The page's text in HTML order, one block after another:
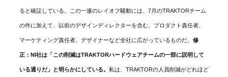
ると確証している。この一連のレイオフ騒動には、7月のTRAKTORチーム
の件に加えて、以前のデザインディレクターを含む、プロダクト責任者、
マーケティング責任者、デザイナーなど全社に広がっているものだ。 修
正：NI社は「この削減はTRAKTORハードウェアチームの一部に説明して
いる通りだ」と明らかにしている。 私は、TRAKTORの人員削減がどれほど